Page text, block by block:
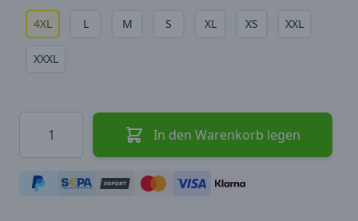
4XL L M S XL XS XXL
XXXL
In den Warenkorb legen